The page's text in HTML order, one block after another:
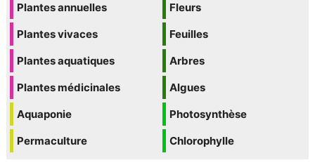
Plantes annuelles
Plantes vivaces
Plantes aquatiques
Plantes médicinales
Aquaponie
Permaculture
Fleurs
Feuilles
Arbres
Algues
Photosynthèse
Chlorophylle